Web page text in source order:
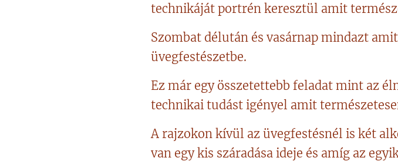
technikáját portrén keresztül amit
Szombat délután és vasárnap mindazt
üvegfestészetbe.
Ez már egy összetettebb feladat mint az
technikai tudást igényel amit
A rajzokon kívül az üvegfestésnél is két
van egy kis száradása ideje és amíg az